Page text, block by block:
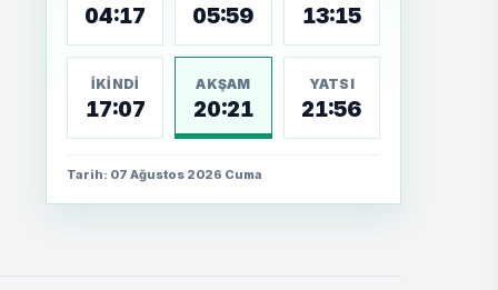
04:17 05:59 13:15
İKINDI
17:07
AKŞAM
20:21
YATSI
21:56
Tarih: 07 Ağustos 2026 Cuma